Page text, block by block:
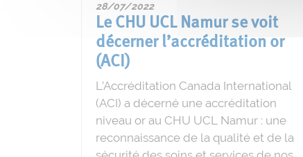
28/07/2022
Le CHU UCL Namur se voit
décerner l’accréditation or
(ACI)
L’Accréditation Canada International
(ACI) a décerné une accréditation
niveau or au CHU UCL Namur : une
reconnaissance de la qualité et de la